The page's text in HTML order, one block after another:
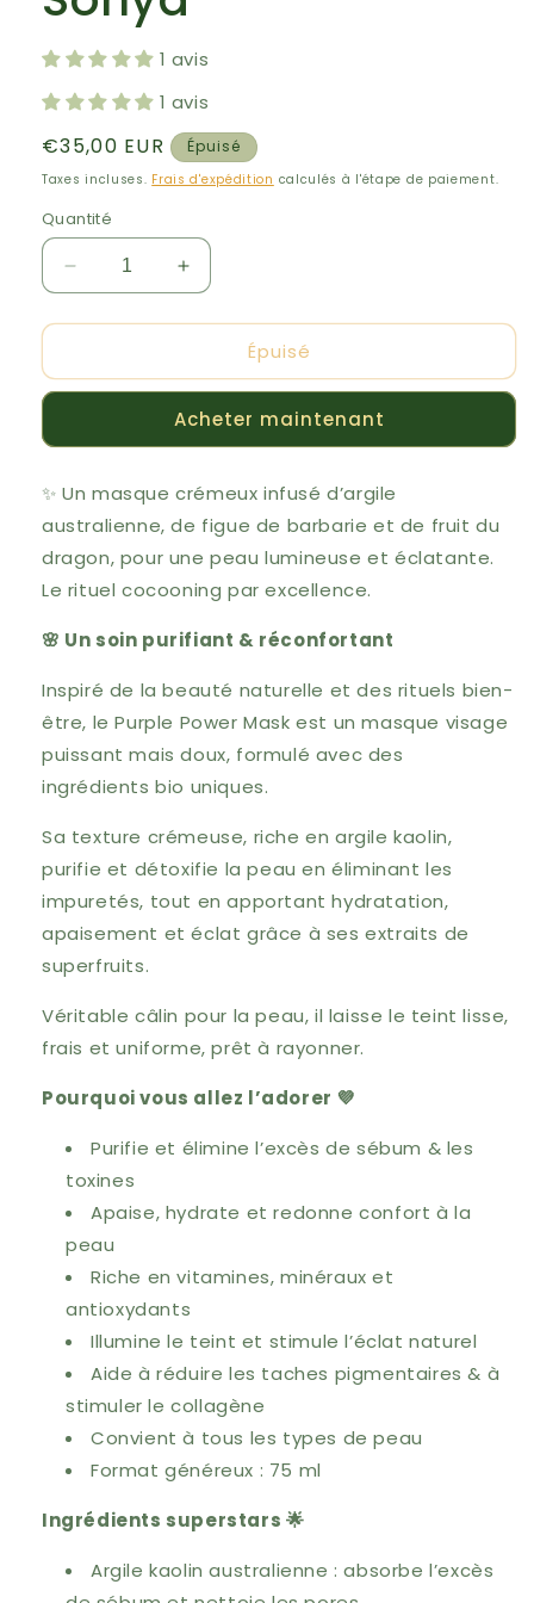
1 avis
1 avis
Prix
habituel
€35,00 EUR Épuisé
Taxes incluses. Frais d'expédition calculés à l'étape de paiement.
Quantité
Réduire
la
quantité
Masque
-
By
Sonya
Augmenter
la
quantité
Masque
Violet
-
By
Sonya
Épuisé
Acheter maintenant
✨ Un masque crémeux infusé d’argile
australienne, de figue de barbarie et de fruit du
dragon, pour une peau lumineuse et éclatante.
Le rituel cocooning par excellence.
🌸 Un soin purifiant & réconfortant
Inspiré de la beauté naturelle et des rituels bien-
être, le Purple Power Mask est un masque visage
puissant mais doux, formulé avec des
ingrédients bio uniques.
Sa texture crémeuse, riche en argile kaolin,
purifie et détoxifie la peau en éliminant les
impuretés, tout en apportant hydratation,
apaisement et éclat grâce à ses extraits de
superfruits.
Véritable câlin pour la peau, il laisse le teint lisse,
frais et uniforme, prêt à rayonner.
Pourquoi vous allez l’adorer 💜
Purifie et élimine l’excès de sébum & les
toxines
Apaise, hydrate et redonne confort à la
peau
Riche en vitamines, minéraux et
antioxydants
Illumine le teint et stimule l’éclat naturel
Aide à réduire les taches pigmentaires & à
stimuler le collagène
Convient à tous les types de peau
Format généreux : 75 ml
Ingrédients superstars 🌟
Argile kaolin australienne : absorbe l’excès